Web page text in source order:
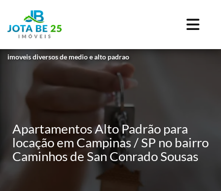
imoveis diversos de medio e alto padrao
Apartamentos Alto Padrão para
locação em Campinas / SP no bairro
Caminhos de San Conrado Sousas